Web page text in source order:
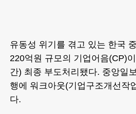
유동성 위기를 겪고 있는 한국
220억원 규모의 기업어음(CP)
간) 최종 부도처리됐다. 중앙일
행에 워크아웃(기업구조개선작
다.